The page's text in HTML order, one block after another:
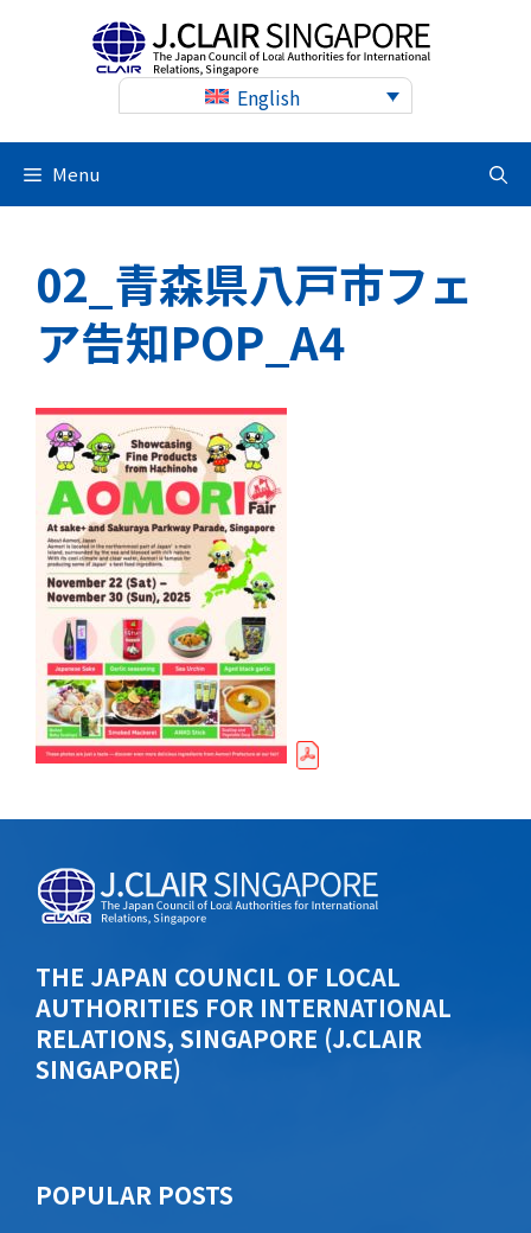
English
Menu
02_青森県八戸市フェ
ア告知POP_A4
THE JAPAN COUNCIL OF LOCAL
AUTHORITIES FOR INTERNATIONAL
RELATIONS, SINGAPORE (J.CLAIR
SINGAPORE)
POPU​​LAR POSTS